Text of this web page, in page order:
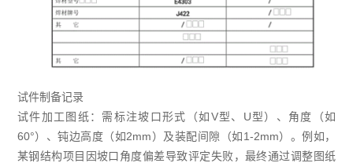
试件制备记录
试件加工图纸：需标注坡口形式（如V型、U型）、角度（如
60°）、钝边高度（如2mm）及装配间隙（如1-2mm）。例如，
某钢结构项目因坡口角度偏差导致评定失败，最终通过调整图纸